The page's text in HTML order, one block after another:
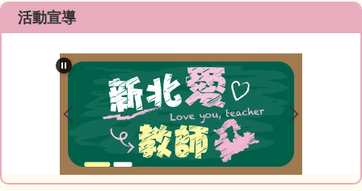
資訊分類清單
最新消息
教師Blog
榮譽榜網站
活動宣導